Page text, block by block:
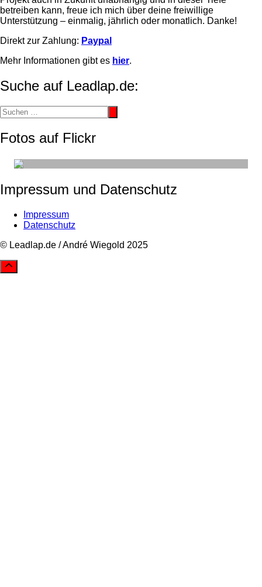
betreiben kann, freue ich mich über deine freiwillige
Unterstützung – einmalig, jährlich oder monatlich. Danke!
Direkt zur Zahlung: Paypal
Mehr Informationen gibt es hier.
Suche auf Leadlap.de:
Fotos auf Flickr
Impressum und Datenschutz
Impressum
Datenschutz
© Leadlap.de / André Wiegold 2025